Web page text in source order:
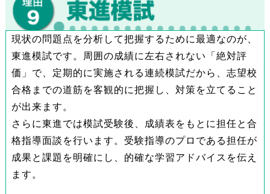
現状の問題点を分析して把握するために最適なのが、
東進模試です。周囲の成績に左右されない「絶対評
価」で、定期的に実施される連続模試だから、志望校
合格までの道筋を客観的に把握し、対策を立てること
が出来ます。
さらに東進では模試受験後、成績表をもとに担任と合
格指導面談を行います。受験指導のプロである担任が
成果と課題を明確にし、的確な学習アドバイスを伝え
ます。